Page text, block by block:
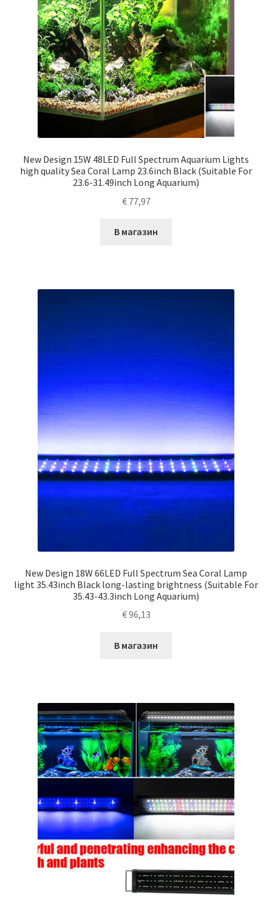
New Design 15W 48LED Full Spectrum Aquarium Lights
high quality Sea Coral Lamp 23.6inch Black (Suitable For
23.6-31.49inch Long Aquarium)
€77,97
В магазин
New Design 18W 66LED Full Spectrum Sea Coral Lamp
light 35.43inch Black long-lasting brightness (Suitable For
35.43-43.3inch Long Aquarium)
€96,13
В магазин